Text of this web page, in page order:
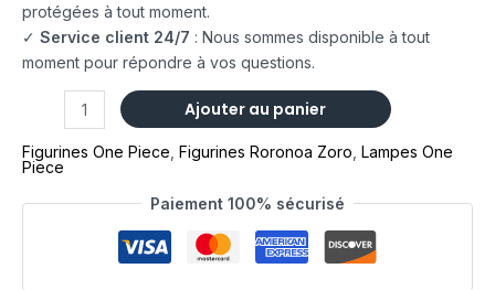
protégées à tout moment.
✓ Service client 24/7 : Nous sommes disponible à tout
moment pour répondre à vos questions.
Ajouter au panier
Figurines One Piece Figurines Roronoa Zoro Lampes One
Piece
Paiement 100% sécurisé